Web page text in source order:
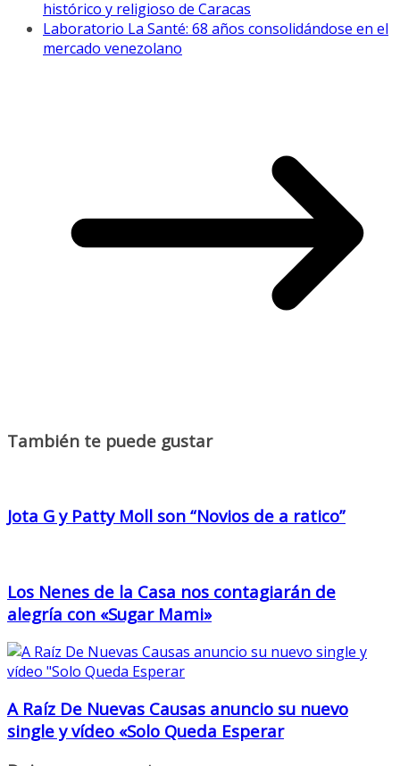
histórico y religioso de Caracas
Laboratorio La Santé: 68 años consolidándose en el
mercado venezolano
También te puede gustar
Jota G y Patty Moll son “Novios de a ratico”
Los Nenes de la Casa nos contagiarán de
alegría con «Sugar Mami»
A Raíz De Nuevas Causas anuncio su nuevo
single y vídeo «Solo Queda Esperar